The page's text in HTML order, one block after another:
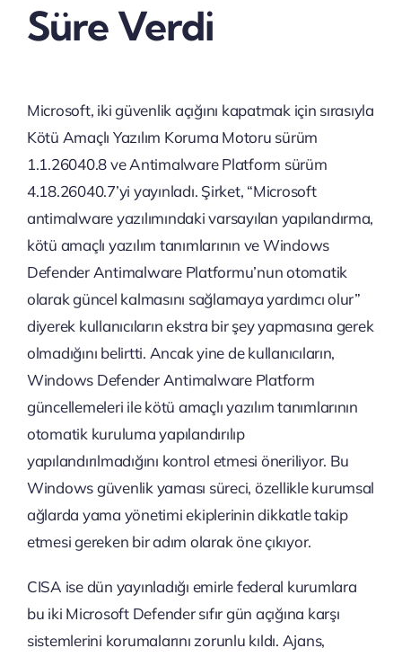
Süre Verdi
Microsoft, iki güvenlik açığını kapatmak için sırasıyla
Kötü Amaçlı Yazılım Koruma Motoru sürüm
1.1.26040.8 ve Antimalware Platform sürüm
4.18.26040.7’yi yayınladı. Şirket, “Microsoft
antimalware yazılımındaki varsayılan yapılandırma,
kötü amaçlı yazılım tanımlarının ve Windows
Defender Antimalware Platformu’nun otomatik
olarak güncel kalmasını sağlamaya yardımcı olur”
diyerek kullanıcıların ekstra bir şey yapmasına gerek
olmadığını belirtti. Ancak yine de kullanıcıların,
Windows Defender Antimalware Platform
güncellemeleri ile kötü amaçlı yazılım tanımlarının
otomatik kuruluma yapılandırılıp
yapılandırılmadığını kontrol etmesi öneriliyor. Bu
Windows güvenlik yaması süreci, özellikle kurumsal
ağlarda yama yönetimi ekiplerinin dikkatle takip
etmesi gereken bir adım olarak öne çıkıyor.
CISA ise dün yayınladığı emirle federal kurumlara
bu iki Microsoft Defender sıfır gün açığına karşı
sistemlerini korumalarını zorunlu kıldı. Ajans,